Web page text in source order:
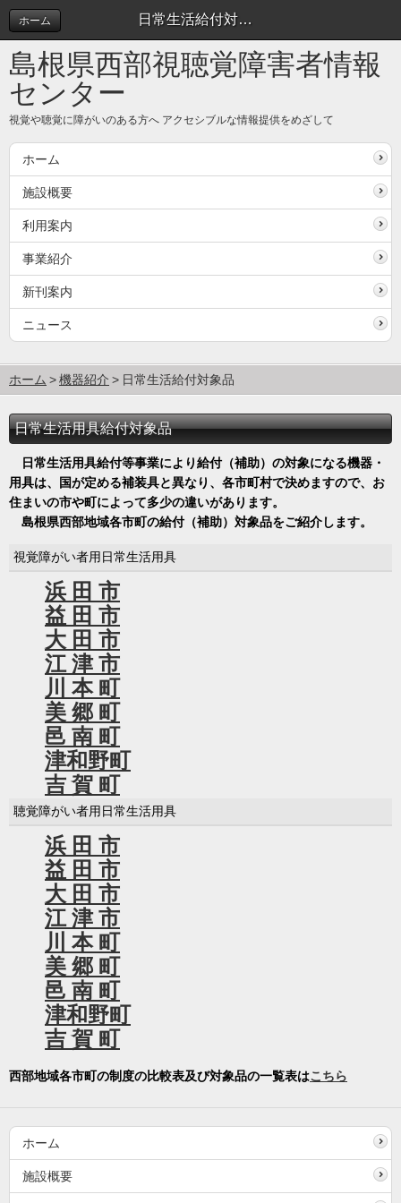
日常生活給付対象品
ホーム
島根県西部視聴覚障害者情報
センター
視覚や聴覚に障がいのある方へ アクセシブルな情報提供をめざして
ホーム
施設概要
利用案内
事業紹介
新刊案内
ニュース
ホーム 機器紹介 日常生活給付対象品
日常生活用具給付対象品
日常生活用具給付等事業により給付（補助）の対象になる機器・
用具は、国が定める補装具と異なり、各市町村で決めますので、お
住まいの市や町によって多少の違いがあります。
島根県西部地域各市町の給付（補助）対象品をご紹介します。
視覚障がい者用日常生活用具
浜 田 市
益 田 市
大 田 市
江 津 市
川 本 町
美 郷 町
邑 南 町
津和野町
吉 賀 町
聴覚障がい者用日常生活用具
浜 田 市
益 田 市
大 田 市
江 津 市
川 本 町
美 郷 町
邑 南 町
津和野町
吉 賀 町
西部地域各市町の制度の比較表及び対象品の一覧表はこちら
ホーム
施設概要